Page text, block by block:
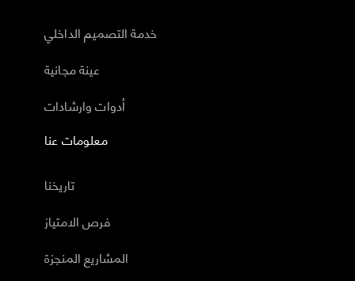
خدمة التصميم الداخلي
عينة مجانية
أدوات وارشادات
معلومات عنا
تاريخنا
فرص الامتياز
المشاريع المنجزة